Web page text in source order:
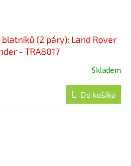
(2 páry): Land Rover
- TRA8017
Skladem
Do košíku